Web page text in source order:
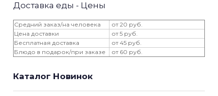
Доставка еды - Цены
Средний заказ/на человека
от 20 руб.
Цена доставки
от 5 руб.
Бесплатная доставка
от 45 руб.
Блюдо в подарок/при заказе
от 60 руб.
Каталог Новинок